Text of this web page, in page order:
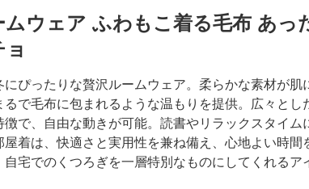
ムウェア ふわもこ着る毛布 あっ
ョ
にぴったりな贅沢ルームウェア。柔らかな素材が肌
るで毛布に包まれるような温もりを提供。広々とし
徴で、自由な動きが可能。読書やリラックスタイム
屋着は、快適さと実用性を兼ね備え、心地よい時間
自宅でのくつろぎを一層特別なものにしてくれるア